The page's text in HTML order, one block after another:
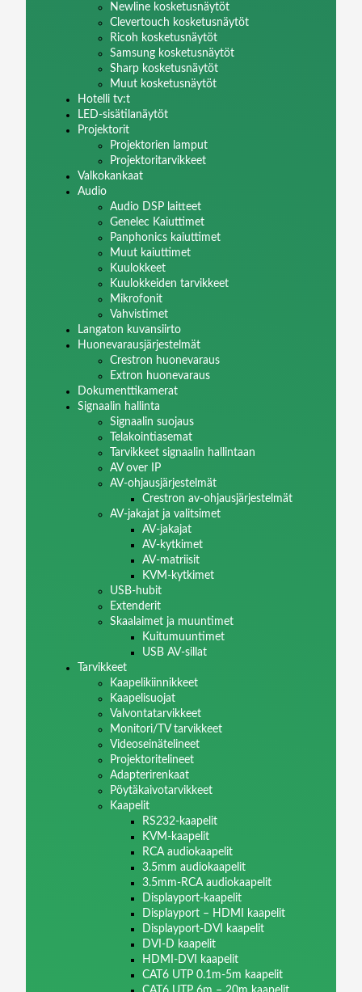
Newline kosketusnäytöt
Clevertouch kosketusnäytöt
Ricoh kosketusnäytöt
Samsung kosketusnäytöt
Sharp kosketusnäytöt
Muut kosketusnäytöt
Hotelli tv:t
LED-sisätilanäytöt
Projektorit
Projektorien lamput
Projektoritarvikkeet
Valkokankaat
Audio
Audio DSP laitteet
Genelec Kaiuttimet
Panphonics kaiuttimet
Muut kaiuttimet
Kuulokkeet
Kuulokkeiden tarvikkeet
Mikrofonit
Vahvistimet
Langaton kuvansiirto
Huonevarausjärjestelmät
Crestron huonevaraus
Extron huonevaraus
Dokumenttikamerat
Signaalin hallinta
Signaalin suojaus
Telakointiasemat
Tarvikkeet signaalin hallintaan
AV over IP
AV-ohjausjärjestelmät
Crestron av-ohjausjärjestelmät
AV-jakajat ja valitsimet
AV-jakajat
AV-kytkimet
AV-matriisit
KVM-kytkimet
USB-hubit
Extenderit
Skaalaimet ja muuntimet
Kuitumuuntimet
USB AV-sillat
Tarvikkeet
Kaapelikiinnikkeet
Kaapelisuojat
Valvontatarvikkeet
Monitori/TV tarvikkeet
Videoseinätelineet
Projektoritelineet
Adapterirenkaat
Pöytäkaivotarvikkeet
Kaapelit
RS232-kaapelit
KVM-kaapelit
RCA audiokaapelit
3.5mm audiokaapelit
3.5mm-RCA audiokaapelit
Displayport-kaapelit
Displayport – HDMI kaapelit
Displayport-DVI kaapelit
DVI-D kaapelit
HDMI-DVI kaapelit
CAT6 UTP 0.1m-5m kaapelit